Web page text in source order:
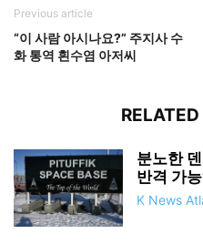
Previous article
“이 사람 아시나요?” 주지사 수
화 통역 흰수염 아저씨
분노한
반격 가
K News